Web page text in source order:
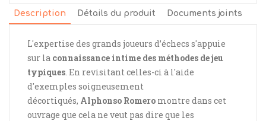
Description Détails du produit Documents joints
L'expertise des grands joueurs d’échecs s'appuie
sur la connaissance intime des méthodes de jeu
typiques . En revisitant celles-ci à l'aide
d'exemples soigneusement
décortiqués, Alphonso Romero montre dans cet
ouvrage que cela ne veut pas dire que les